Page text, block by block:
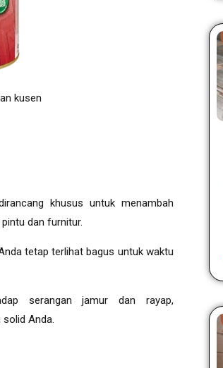
kusen
khusus untuk menambah
dan furnitur.
tetap terlihat bagus untuk waktu
serangan jamur dan rayap,
solid Anda.